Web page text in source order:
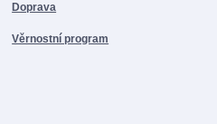
Doprava
Věrnostní program